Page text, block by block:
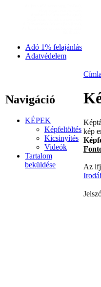
Adó 1% felajánlás
Adatvédelem
Navigáció
KÉPEK
Képfeltöltés
Kicsinyítés
Videók
Tartalom
beküldése
kép
Az